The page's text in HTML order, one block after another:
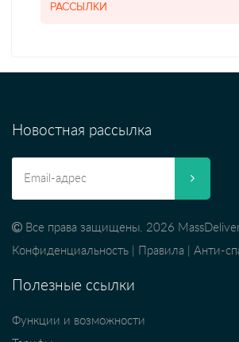
РАССЫЛКИ
Новостная рассылка
Все права защищены. 2026
Конфиденциальность
Правила Анти-
Полезные ссылки
Функции и возможности